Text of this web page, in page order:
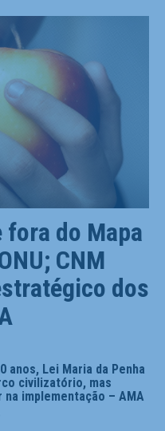
do Mapa
CNM
dos
anos, Lei Maria da Penha
civilizatório, mas
na implementação – AMA